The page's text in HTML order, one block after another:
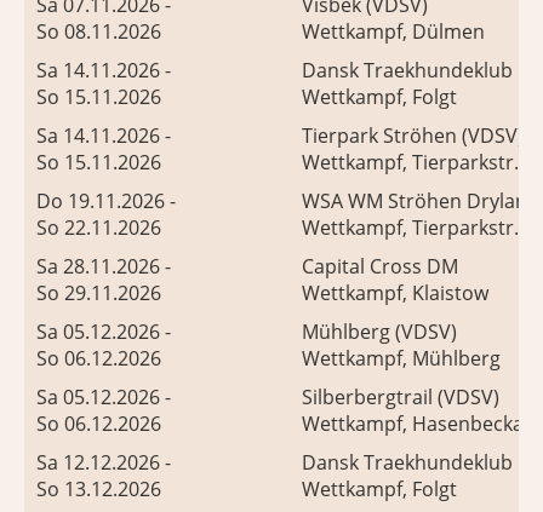
So 08.11.2026
Wettkampf, Dülmen
Sa 14.11.2026 -
So 15.11.2026
Dansk Traekhundeklub
Wettkampf, Folgt
Sa 14.11.2026 -
So 15.11.2026
Tierpark Ströhen (VDSV)
Wettkampf, Tierparkstr.
Do 19.11.2026 -
So 22.11.2026
WSA WM Ströhen Dryland
Wettkampf, Tierparkstr.
Sa 28.11.2026 -
So 29.11.2026
Capital Cross DM
Wettkampf, Klaistow
Sa 05.12.2026 -
So 06.12.2026
Mühlberg (VDSV)
Wettkampf, Mühlberg
Sa 05.12.2026 -
So 06.12.2026
Silberbergtrail (VDSV)
Wettkampf,
Sa 12.12.2026 -
So 13.12.2026
Dansk Traekhundeklub
Wettkampf, Folgt